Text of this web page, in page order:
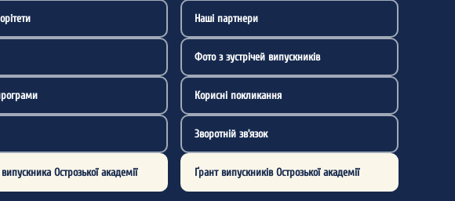
Острозької академії
Наші партнери
Фото з зустрічей випускників
Корисні покликання
Зворотній зв’язок
Ґрант випускників Острозької академії